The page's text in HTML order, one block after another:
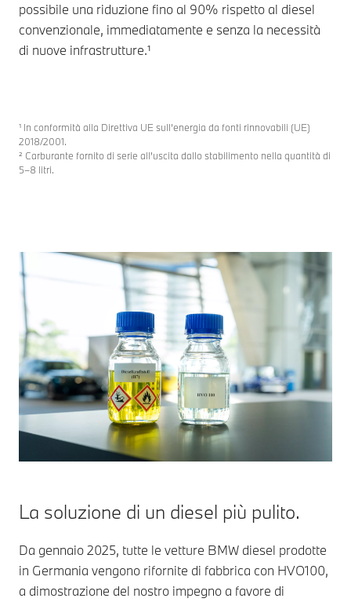
possibile una riduzione fino al 90% rispetto al diesel
convenzionale, immediatamente e senza la necessità
di nuove infrastrutture.¹
¹ In conformità alla Direttiva UE sull’energia da fonti rinnovabili (UE)
2018/2001.
² Carburante fornito di serie all’uscita dallo stabilimento nella quantità di
5–8 litri.
La soluzione di un diesel più pulito.
Da gennaio 2025, tutte le vetture BMW diesel prodotte
in Germania vengono rifornite di fabbrica con HVO100,
a dimostrazione del nostro impegno a favore di